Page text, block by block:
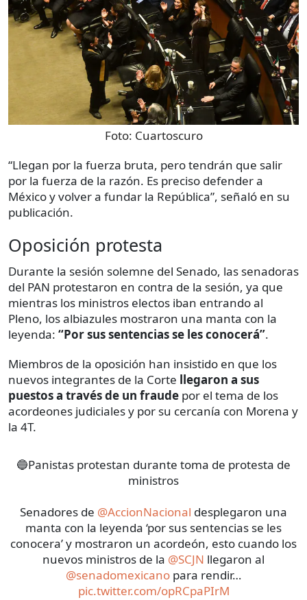
Foto: Cuartoscuro
“Llegan por la fuerza bruta, pero tendrán que salir
por la fuerza de la razón. Es preciso defender a
México y volver a fundar la República”, señaló en su
publicación.
Oposición protesta
Durante la sesión solemne del Senado, las senadoras
del PAN protestaron en contra de la sesión, ya que
mientras los ministros electos iban entrando al
Pleno, los albiazules mostraron una manta con la
leyenda: “Por sus sentencias se les conocerá”.
Miembros de la oposición han insistido en que los
nuevos integrantes de la Corte llegaron a sus
puestos a través de un fraude por el tema de los
acordeones judiciales y por su cercanía con Morena y
la 4T.
🔵Panistas protestan durante toma de protesta de
ministros
Senadores de @AccionNacional desplegaron una
manta con la leyenda ‘por sus sentencias se les
conocera’ y mostraron un acordeón, esto cuando los
nuevos ministros de la @SCJN llegaron al
@senadomexicano para rendir…
pic.twitter.com/opRCpaPIrM